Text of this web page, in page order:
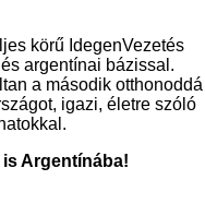
körű IdegenVezetés
argentínai bázissal.
a második otthonoddá
igazi, életre szóló
is Argentínába!